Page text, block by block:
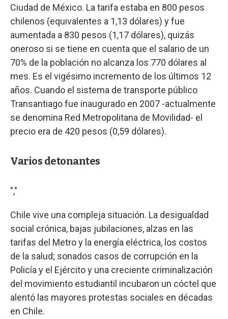
Ciudad de México. La tarifa estaba en 800 pesos
chilenos (equivalentes a 1,13 dólares) y fue
aumentada a 830 pesos (1,17 dólares), quizás
oneroso si se tiene en cuenta que el salario de un
70% de la población no alcanza los 770 dólares al
mes. Es el vigésimo incremento de los últimos 12
años. Cuando el sistema de transporte público
Transantiago fue inaugurado en 2007 -actualmente
se denomina Red Metropolitana de Movilidad- el
precio era de 420 pesos (0,59 dólares).
Varios detonantes
","
Chile vive una compleja situación. La desigualdad
social crónica, bajas jubilaciones, alzas en las
tarifas del Metro y la energía eléctrica, los costos
de la salud; sonados casos de corrupción en la
Policía y el Ejército y una creciente criminalización
del movimiento estudiantil incubaron un cóctel que
alentó las mayores protestas sociales en décadas
en Chile.